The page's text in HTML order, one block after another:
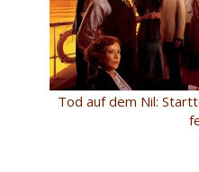
Tod auf dem Nil: